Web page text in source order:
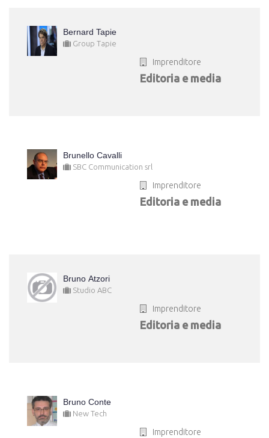
Bernard Tapie
Group Tapie
Imprenditore
Editoria e media
Brunello Cavalli
SBC Communication srl
Imprenditore
Editoria e media
Bruno Atzori
Studio ABC
Imprenditore
Editoria e media
Bruno Conte
New Tech
Imprenditore